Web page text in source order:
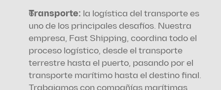
Transporte: la logística del transporte es
uno de los principales desafíos. Nuestra
empresa, Fast Shipping, coordina todo el
proceso logístico, desde el transporte
terrestre hasta el puerto, pasando por el
transporte marítimo hasta el destino final.
Trabajamos con compañías marítimas